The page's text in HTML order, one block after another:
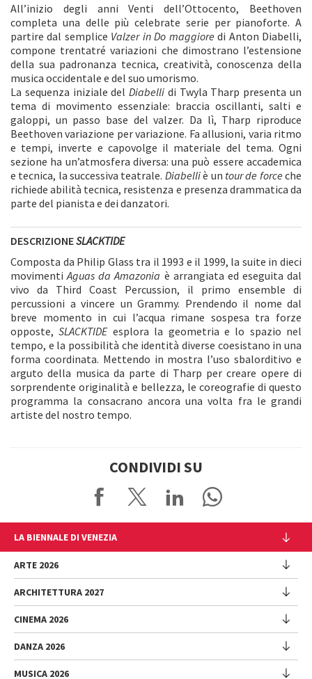
All’inizio degli anni Venti dell’Ottocento, Beethoven
completa una delle più celebrate serie per pianoforte. A
partire dal semplice Valzer in Do maggiore di Anton Diabelli,
compone trentatré variazioni che dimostrano l’estensione
della sua padronanza tecnica, creatività, conoscenza della
musica occidentale e del suo umorismo.
La sequenza iniziale delDiabelli di Twyla Tharp presenta un
tema di movimento essenziale: braccia oscillanti, salti e
galoppi, un passo base del valzer. Da lì, Tharp riproduce
Beethoven variazione per variazione. Fa allusioni, varia ritmo
e tempi, inverte e capovolge il materiale del tema. Ogni
sezione ha un’atmosfera diversa: una può essere accademica
e tecnica, la successiva teatrale. Diabelliè un tour de force che
richiede abilità tecnica, resistenza e presenza drammatica da
parte del pianista e dei danzatori.
DESCRIZIONESLACKTIDE
Composta da Philip Glass tra il 1993 e il 1999, la suite in dieci
movimentiAguas da Amazonia è arrangiata ed eseguita dal
vivo da Third Coast Percussion, il primo ensemble di
percussioni a vincere un Grammy. Prendendo il nome dal
breve momento in cui l’acqua rimane sospesa tra forze
opposte,SLACKTIDEesplora la geometria e lo spazio nel
tempo, e la possibilità che identità diverse coesistano in una
forma coordinata. Mettendo in mostra l’uso sbalorditivo e
arguto della musica da parte di Tharp per creare opere di
sorprendente originalità e bellezza, le coreografie di questo
programma la consacrano ancora una volta fra le grandi
artiste del nostro tempo.
CONDIVIDI SU
LA BIENNALE DI VENEZIA
L'Istituzione
Cariche istituzionali
Storia
Luoghi
Sponsorship
Sostenibilità ambientale
ARTE 2026
Esposizione
Intervento di Pietrangelo Buttafuoco
Intervento di Koyo Kouoh / La squadra di Koyo Kouoh
ARCHITETTURA 2027
Mostra
Partecipazioni Nazionali (procedura)
Eventi Collaterali (procedura)
CINEMA 2026
Mostra
DANZA 2026
Festival
MUSICA 2026